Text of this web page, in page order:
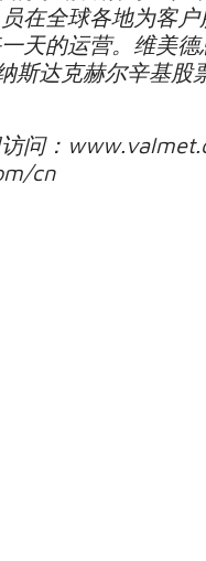
在全球各地为客户
天的运营。维美
斯达克赫尔辛基股
问：
cn